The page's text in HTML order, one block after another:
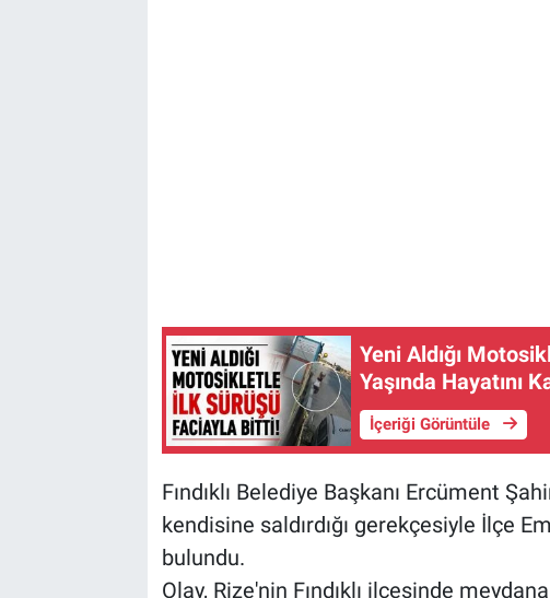
Yeni Aldığı
Yaşında Hayatını
İçeriği Görüntüle
Fındıklı Belediye Başkanı Ercüment
kendisine saldırdığı gerekçesiyle İlçe
bulundu.
Olay, Rize'nin Fındıklı ilçesinde